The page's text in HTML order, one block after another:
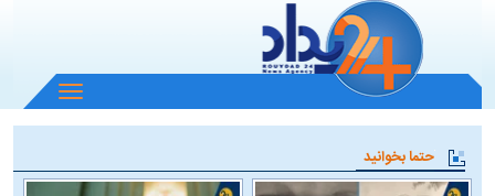
باز
و
منو
حتما بخوانید